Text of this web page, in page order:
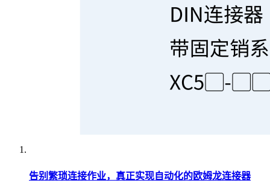
告别繁琐连接作业，真正实现自动化的欧姆龙连接器